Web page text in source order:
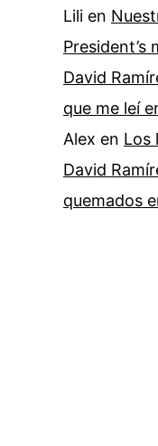
Lili en
President’s
David
que me leí
Alex en Los
David
quemados